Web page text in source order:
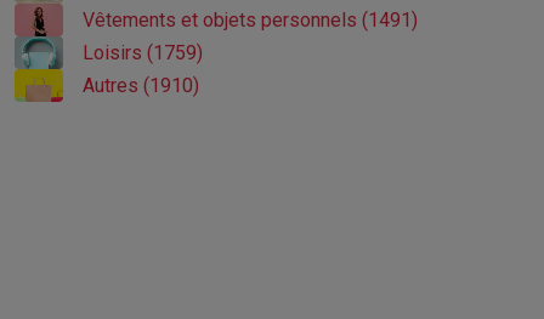
Vêtements et objets personnels (1491)
Loisirs (1759)
Autres (1910)